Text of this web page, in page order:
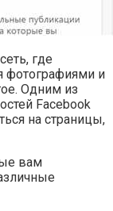
где
фотографиями и
Одним из
Facebook
на страницы,
вам